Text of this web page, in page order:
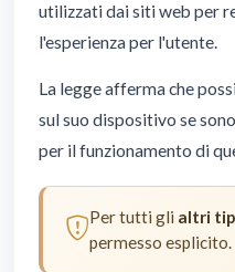
utilizzati dai siti web per
l'esperienza per l'utente.
La legge afferma che
sul suo dispositivo se sono
per il funzionamento di
Per tutti gli altri
permesso esplicito.